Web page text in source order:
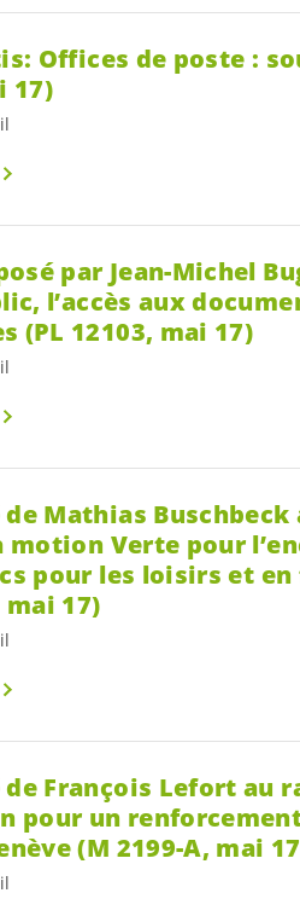
Offices de poste :
17)
par Jean-Michel
l’accès aux
(PL 12103, mai 17)
Mathias
Verte pour
pour les loisirs et
17)
François Lefort au
pour un
(M 2199-A, mai